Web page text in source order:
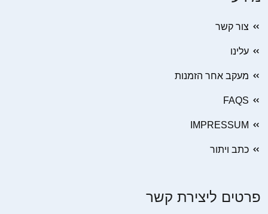
צור קשר
עלינו
מעקב אחר הזמנות
FAQS
IMPRESSUM
כתב ויתור
פרטים ליצירת קשר